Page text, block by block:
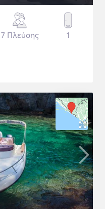
7 Πλεύσης 1